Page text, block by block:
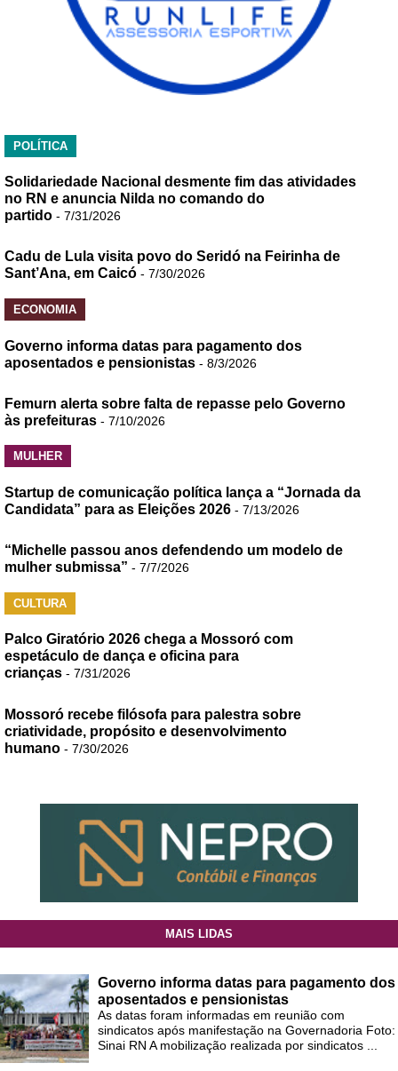
POLÍTICA
Solidariedade Nacional desmente fim das atividades
no RN e anuncia Nilda no comando do
partido - 7/31/2026
Cadu de Lula visita povo do Seridó na Feirinha de
Sant’Ana, em Caicó - 7/30/2026
ECONOMIA
Governo informa datas para pagamento dos
aposentados e pensionistas - 8/3/2026
Femurn alerta sobre falta de repasse pelo Governo
às prefeituras - 7/10/2026
MULHER
Startup de comunicação política lança a “Jornada da
Candidata” para as Eleições 2026 - 7/13/2026
“Michelle passou anos defendendo um modelo de
mulher submissa” - 7/7/2026
CULTURA
Palco Giratório 2026 chega a Mossoró com
espetáculo de dança e oficina para
crianças - 7/31/2026
Mossoró recebe filósofa para palestra sobre
criatividade, propósito e desenvolvimento
humano - 7/30/2026
MAIS LIDAS
Governo informa datas para pagamento dos
aposentados e pensionistas
As datas foram informadas em reunião com
sindicatos após manifestação na Governadoria Foto:
Sinai RN A mobilização realizada por sindicatos ...